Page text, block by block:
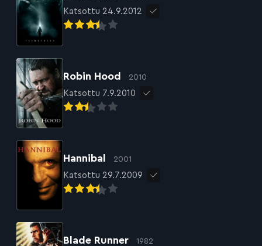
Katsottu 24.9.2012
Robin Hood 2010
Katsottu 7.9.2010
Hannibal 2001
Katsottu 29.7.2009
Blade Runner 1982